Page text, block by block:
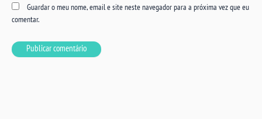
Guardar o meu nome, email e site neste navegador para a próxima vez que eu
comentar.